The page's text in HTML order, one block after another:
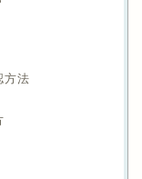
方法